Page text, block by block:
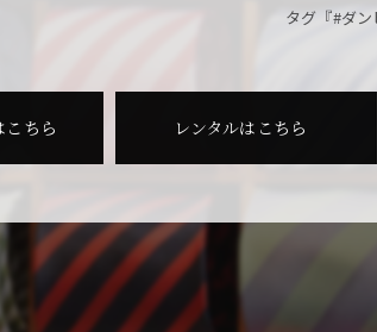
タグ『#ダ
こちら レンタルはこちら